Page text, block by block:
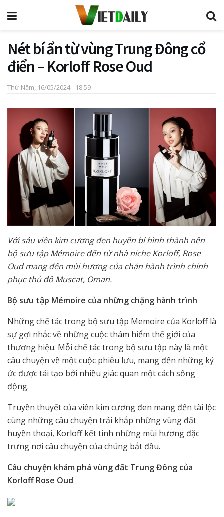
Nét bí ẩn từ vùng Trung Đông cổ
điển – Korloff Rose Oud
Thứ Năm, 16/05/2024 - 18:59
Với sáu viên kim cương đen huyền bí hình thành nên
bộ sưu tập Mémoire đến từ nhà niche Korloff, Rose
Oud mang đến mùi hương của chặn hành trình chinh
phục thủ đô Muscat, Oman.
Bộ sưu tập Mémoire của những chặng hành trình
Những chế tác trong bộ sưu tập Memoire của Korloff là
sự gợi nhắc về những cuộc thám hiểm thế giới của
thương hiệu. Mỗi chế tác trong bộ sưu tập này là một
câu chuyện về một cuộc phiêu lưu, mang đến những ký
ức được tái tạo bởi nhiều giác quan một cách sống
động.
Truyền thuyết của viên kim cương đen mang đến tài lộc
cùng những câu chuyện trải khắp những vùng đất
huyền thoại, Korloff kết tinh những mùi hương đặc
trưng nơi câu chuyện của chúng bắt đầu.
Câu chuyện khám phá vùng đất Trung Đông của
Korloff Rose Oud